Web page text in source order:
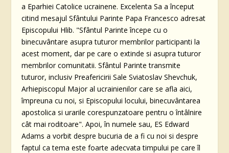
a Eparhiei Catolice ucrainene. Excelenta Sa a început
citind mesajul Sfântului Parinte Papa Francesco adresat
Episcopului Hlib. "Sfântul Parinte începe cu o
binecuvântare asupra tuturor membrilor participanti la
acest moment, dar pe care o extinde si asupra tuturor
membrilor comunitatii. Sfântul Parinte transmite
tuturor, inclusiv Preafericirii Sale Sviatoslav Shevchuk,
Arhiepiscopul Major al ucrainienilor care se afla aici,
împreuna cu noi, si Episcopului locului, binecuvântarea
apostolica si urarile corespunzatoare pentru o întâlnire
cât mai roditoare". Apoi, în numele sau, ES Edward
Adams a vorbit despre bucuria de a fi cu noi si despre
faptul ca tema este foarte adecvata timpului pe care îl